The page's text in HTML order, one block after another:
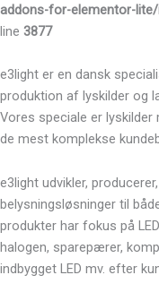
addons-for-elementor-
line 3877
e3light er en dansk
produktion af lyskilder og
Vores speciale er
de mest komplekse
e3light udvikler,
belysningsløsninger til
produkter har fokus på
halogen, sparepærer,
indbygget LED mv. efter